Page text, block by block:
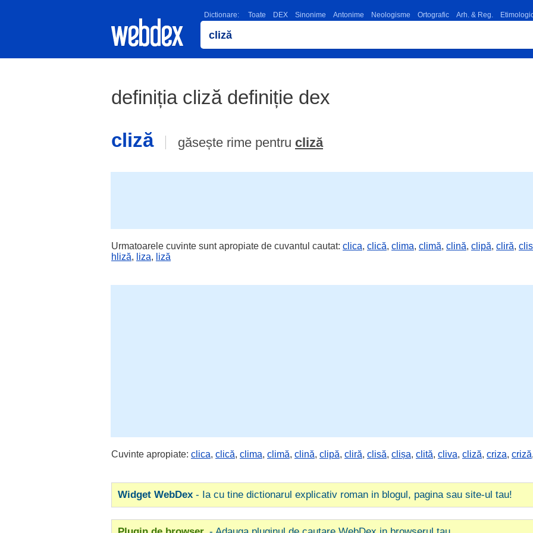
Dictionare: Toate DEX Sinonime Antonime Neologisme Ortografic Arh. & Reg.
definiția cliză definiție dex
cliză
găsește rime pentru cliză
Urmatoarele cuvinte sunt apropiate de cuvantul cautat: clica, clică, clima, climă, clină, clipă, cliră,
hliză, liza, liză
Cuvinte apropiate: clica, clică, clima, climă, clină, clipă, cliră, clisă, clișa, clită, cliva, cliză, criza, criză,
Widget WebDex - Ia cu tine dictionarul explicativ roman in blogul, pagina sau site-ul tau!